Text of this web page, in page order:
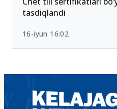
26-iyun 10:01
Chet tili sertifikatlari
tasdiqlandi